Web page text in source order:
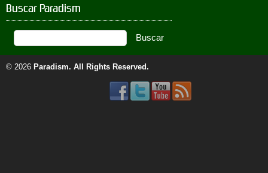
Buscar Paradism
© 2026 Paradism. All Rights Reserved.